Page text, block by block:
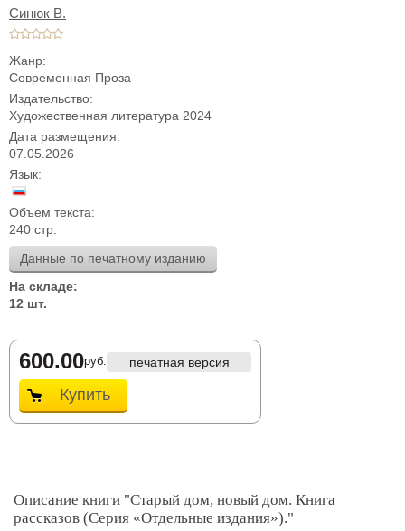
Синюк В.
Жанр:
Современная Проза
Издательство:
Художественная литература 2024
Дата размещения:
07.05.2026
Язык:
Объем текста:
240 стр.
Данные по печатному изданию
На складе:
12 шт.
600.00руб. печатная версия
Купить
Описание книги "Старый дом, новый дом. Книга
рассказов (Серия «Отдельные издания»)."